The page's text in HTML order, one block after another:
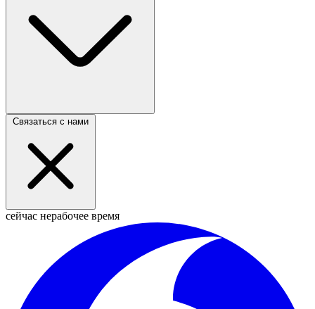
Связаться с нами
сейчас нерабочее время